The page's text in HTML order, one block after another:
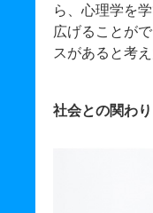
ら、心理学を
広げることが
スがあると考
社会との関わ